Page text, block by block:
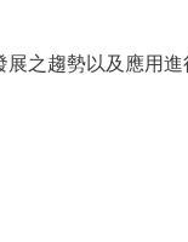
之趨勢以及應用進